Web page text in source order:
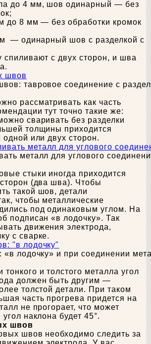
до 4 мм, шов одинарный — без
до 8 мм — без обработки кромок
— одинарный шов с разделкой с
спиливают с двух сторон, и шва
тавровое соединение с
рассматривать как часть
тут точно такие же:
сваривать без разделки
толщины приходится
одной или двух сторон.
металл для углового
стыки иногда приходится
(два шва). Чтобы
такой шов, детали
чтобы металлические
под одинаковым углом. На
подписан «в лодочку». Так
движения электрода,
с сварке.
«в лодочку» и при соединении
и толстого металла угол
должен быть другим —
толстой детали. При таком
часть прогрева придется на
не прогорает, что может
наклона будет 45°.
швов
швов необходимо следить за